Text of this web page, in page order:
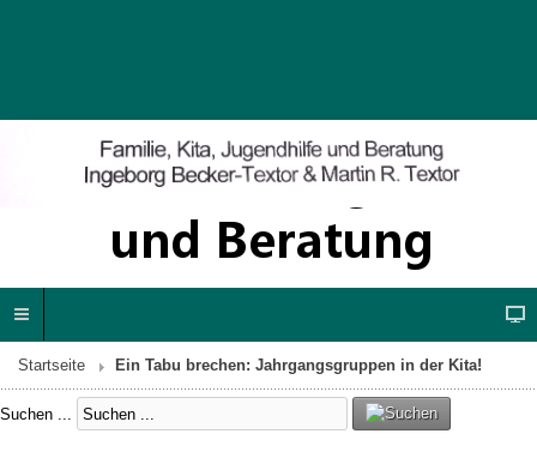
Startseite Ein Tabu brechen: Jahrgangsgruppen in der Kita!
Suchen ...